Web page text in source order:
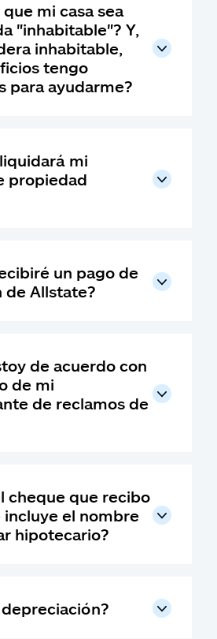
mi casa sea
"inhabitable"? Y,
inhabitable,
tengo
para ayudarme?
mi
propiedad
un pago de
de Allstate?
de acuerdo con
de mi
de reclamos de
cheque que recibo
el nombre
hipotecario?
depreciación?